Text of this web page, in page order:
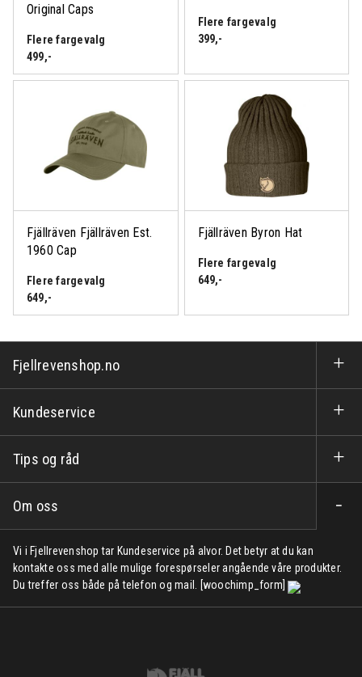
Original Caps
Flere fargevalg
499,-
Flere fargevalg
399,-
Fjällräven Fjällräven Est.
1960 Cap
Flere fargevalg
649,-
Fjällräven Byron Hat
Flere fargevalg
649,-
Fjellrevenshop.no
Kundeservice
Tips og råd
Om oss
Vi i Fjellrevenshop tar Kundeservice på alvor. Det betyr at du kan
kontakte oss med alle mulige forespørseler angående våre produkter.
Du treffer oss både på telefon og mail. [woochimp_form]